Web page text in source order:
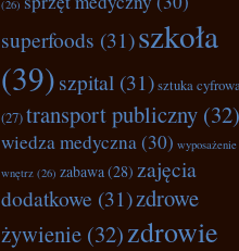
(26)
superfoods (31)szkoła
(39)szpital (31)sztuka
(27)transport publiczny (32)
wiedza medyczna(30) wyposażenie
wnętrz (26) zabawa(28) zajęcia
dodatkowe (31)zdrowe
żywienie (32)zdrowie